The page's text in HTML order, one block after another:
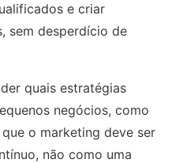
e criar
sem desperdício de
quais estratégias
negócios, como
o marketing deve ser
não como uma